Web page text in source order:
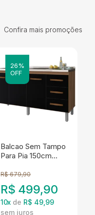
Confira mais promoções
26%
OFF
Balcao Sem Tampo
Para Pia 150cm
Mobbs
R$ 679,90
R$ 499,90
10x de R$ 49,99